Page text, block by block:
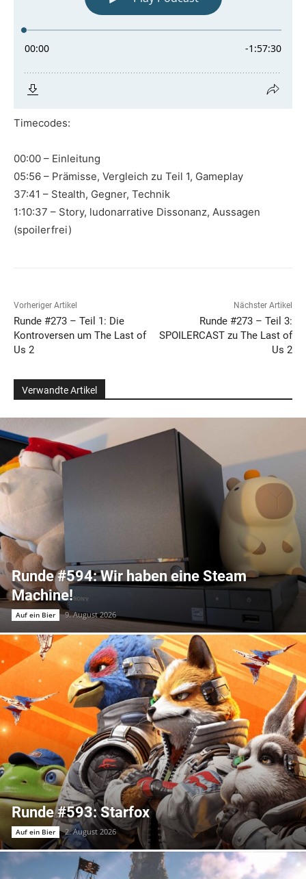
Timecodes:
00:00 – Einleitung
05:56 – Prämisse, Vergleich zu Teil 1, Gameplay
37:41 – Stealth, Gegner, Technik
1:10:37 – Story, ludonarrative Dissonanz, Aussagen
(spoilerfrei)
Vorheriger Artikel
Runde #273 – Teil 1: Die
Kontroversen um The Last of
Us 2
Nächster Artikel
Runde #273 – Teil 3:
SPOILERCAST zu The Last of
Us 2
Verwandte Artikel
Runde #594: Wir haben eine Steam
Machine!
Auf ein Bier 9. August 2026
Runde #593: Starfox
Auf ein Bier 2. August 2026